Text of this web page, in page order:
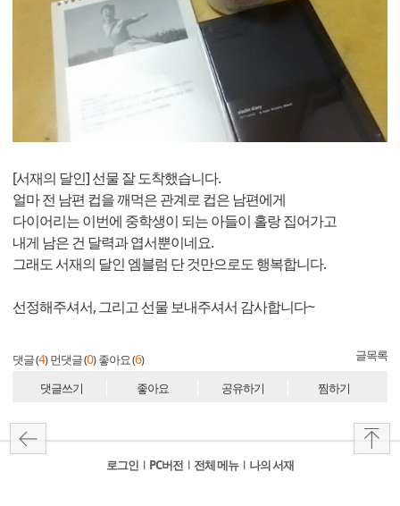
[서재의 달인] 선물 잘 도착했습니다.
얼마 전 남편 컵을 깨먹은 관계로 컵은 남편에게
다이어리는 이번에 중학생이 되는 아들이 홀랑 집어가고
내게 남은 건 달력과 엽서뿐이네요.
그래도 서재의 달인 엠블럼 단 것만으로도 행복합니다.
선정해주셔서, 그리고 선물 보내주셔서 감사합니다~
댓글 (4) 먼댓글 (0) 좋아요 (6) 글목록
댓글쓰기 좋아요 공유하기 찜하기
로그인 l PC버전 l 전체 메뉴 l 나의 서재